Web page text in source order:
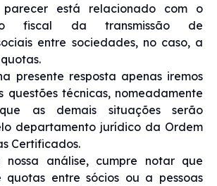
está relacionado com o
fiscal da transmissão de
entre sociedades, no caso, a
presente resposta apenas iremos
questões técnicas, nomeadamente
as demais situações serão
departamento jurídico da Ordem
Certificados.
nossa análise, cumpre notar que
quotas entre sócios ou a pessoas